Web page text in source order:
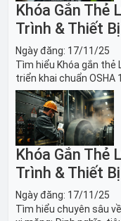
Khóa Gắn Thẻ
Trình & Thiết
Ngày đăng: 17/11/25
Tìm hiểu Khóa gắn thẻ
triển khai chuẩn OSHA
băng tải sản xuất ô tô
Khóa Gắn Thẻ
Trình & Thiết
Ngày đăng: 17/11/25
Tìm hiểu chuyên sâu